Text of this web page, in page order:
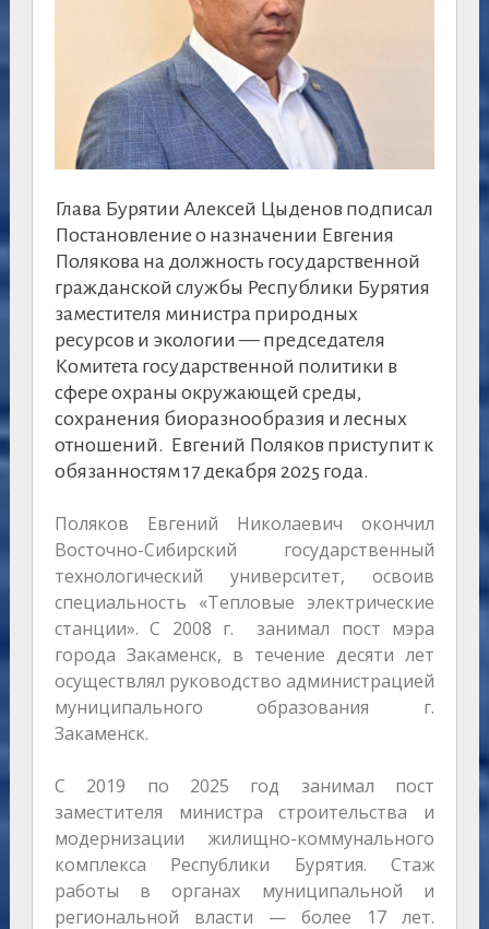
Глава Бурятии Алексей Цыденов подписал
Постановление о назначении Евгения
Полякова на должность государственной
гражданской службы Республики Бурятия
заместителя министра природных
ресурсов и экологии — председателя
Комитета государственной политики в
сфере охраны окружающей среды,
сохранения биоразнообразия и лесных
отношений. Евгений Поляков приступит к
обязанностям 17 декабря 2025 года.
Поляков Евгений Николаевич окончил
Восточно-Сибирский государственный
технологический университет, освоив
специальность «Тепловые электрические
станции». С 2008 г. занимал пост мэра
города Закаменск, в течение десяти лет
осуществлял руководство администрацией
муниципального образования г.
Закаменск.
С 2019 по 2025 год занимал пост
заместителя министра строительства и
модернизации жилищно-коммунального
комплекса Республики Бурятия. Стаж
работы в органах муниципальной и
региональной власти — более 17 лет.